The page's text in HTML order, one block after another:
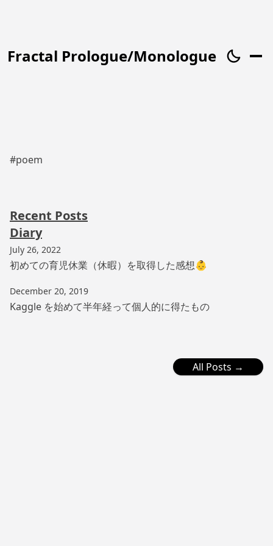
Fractal Prologue/Monologue
#poem
Recent Posts
Diary
July 26, 2022
初めての育児休業（休暇）を取得した感想👶
December 20, 2019
Kaggle を始めて半年経って個人的に得たもの
All Posts →